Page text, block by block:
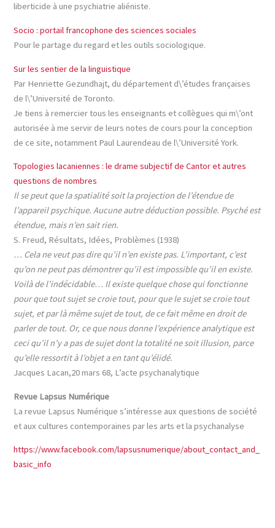
liberticide à une psychiatrie aliéniste.
Socio : portail francophone des sciences sociales
Pour le partage du regard et les outils sociologique.
Sur les sentier de la linguistique
Par Henriette Gezundhajt, du département d\’études françaises
de l\’Université de Toronto.
Je tiens à remercier tous les enseignants et collègues qui m\’ont
autorisée à me servir de leurs notes de cours pour la conception
de ce site, notamment Paul Laurendeau de l\’Université York.
Topologies lacaniennes : le drame subjectif de Cantor et autres
questions de nombres
Il se peut que la spatialité soit la projection de l’étendue de
l’appareil psychique. Aucune autre déduction possible. Psyché est
étendue, mais n’en sait rien.
S. Freud, Résultats, Idées, Problèmes (1938)
… Cela ne veut pas dire qu’il n’en existe pas. L’important, c’est
qu’on ne peut pas démontrer qu’il est impossible qu’il en existe.
Voilà de l’indécidable… Il existe quelque chose qui fonctionne
pour que tout sujet se croie tout, pour que le sujet se croie tout
sujet, et par là même sujet de tout, de ce fait même en droit de
parler de tout. Or, ce que nous donne l’expérience analytique est
ceci qu’il n’y a pas de sujet dont la totalité ne soit illusion, parce
qu’elle ressortit à l’objet a en tant qu’élidé.
Jacques Lacan,20 mars 68, L’acte psychanalytique
Revue Lapsus Numérique
La revue Lapsus Numérique s’intéresse aux questions de société
et aux cultures contemporaines par les arts et la psychanalyse
https://www.facebook.com/lapsusnumerique/about_contact_and_
basic_info